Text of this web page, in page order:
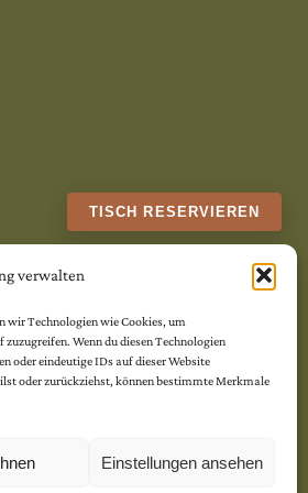
verwalten
wir Technologien wie Cookies, um
Wenn du diesen Technologien
oder eindeutige IDs auf dieser Website
oder zurückziehst, können bestimmte Merkmale
Einstellungen ansehen
TISCH RESERVIEREN